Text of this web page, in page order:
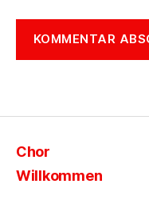
Chor
Willkommen